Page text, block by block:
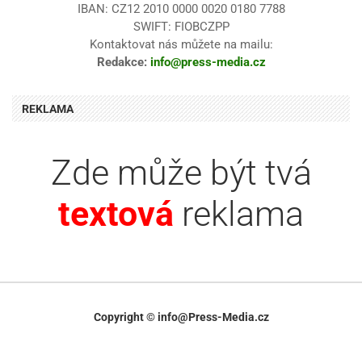
IBAN: CZ12 2010 0000 0020 0180 7788
SWIFT: FIOBCZPP
Kontaktovat nás můžete na mailu:
Redakce: info@press-media.cz
REKLAMA
Zde může být tvá
textová reklama
Copyright © info@Press-Media.cz